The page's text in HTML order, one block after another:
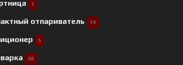
1
отпариватель 19
5
50